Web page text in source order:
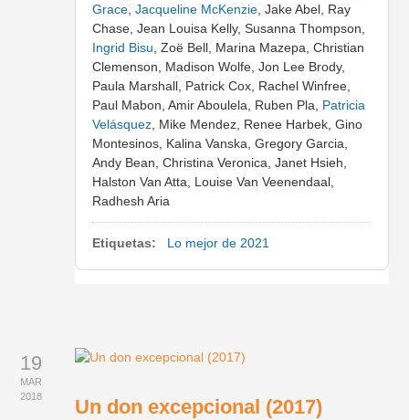
Grace ,Jacqueline McKenzie , Jake Abel, Ray
Chase, Jean Louisa Kelly, Susanna Thompson,
Ingrid Bisu , Zoë Bell, Marina Mazepa, Christian
Clemenson, Madison Wolfe, Jon Lee Brody,
Paula Marshall, Patrick Cox, Rachel Winfree,
Paul Mabon, Amir Aboulela, Ruben Pla, Patricia
Velásquez , Mike Mendez, Renee Harbek, Gino
Montesinos, Kalina Vanska, Gregory Garcia,
Andy Bean, Christina Veronica, Janet Hsieh,
Halston Van Atta, Louise Van Veenendaal,
Radhesh Aria
Etiquetas: Lo mejor de 2021
19
MAR
2018
Un don excepcional (2017)